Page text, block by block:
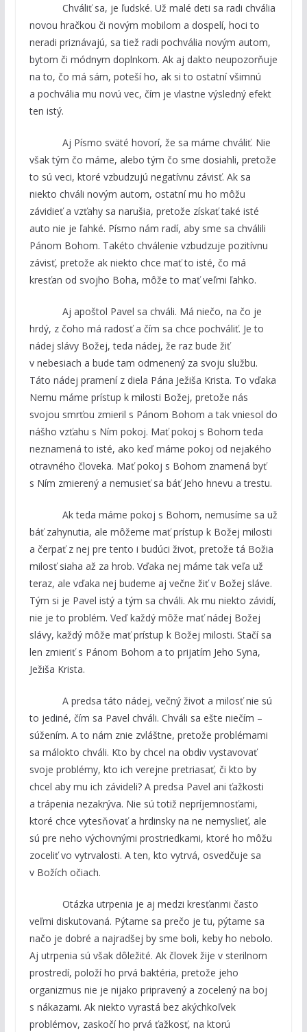
Chváliť sa, je ľudské. Už malé deti sa radi chvália
novou hračkou či novým mobilom a dospelí, hoci to
neradi priznávajú, sa tiež radi pochvália novým autom,
bytom či módnym doplnkom. Ak aj dakto neupozorňuje
na to, čo má sám, poteší ho, ak si to ostatní všimnú
a pochvália mu novú vec, čím je vlastne výsledný efekt
ten istý.
Aj Písmo sväté hovorí, že sa máme chváliť. Nie
však tým čo máme, alebo tým čo sme dosiahli, pretože
to sú veci, ktoré vzbudzujú negatívnu závisť. Ak sa
niekto chváli novým autom, ostatní mu ho môžu
závidieť a vzťahy sa narušia, pretože získať také isté
auto nie je ľahké. Písmo nám radí, aby sme sa chválili
Pánom Bohom. Takéto chválenie vzbudzuje pozitívnu
závisť, pretože ak niekto chce mať to isté, čo má
kresťan od svojho Boha, môže to mať veľmi ľahko.
Aj apoštol Pavel sa chváli. Má niečo, na čo je
hrdý, z čoho má radosť a čím sa chce pochváliť. Je to
nádej slávy Božej, teda nádej, že raz bude žiť
v nebesiach a bude tam odmenený za svoju službu.
Táto nádej pramení z diela Pána Ježiša Krista. To vďaka
Nemu máme prístup k milosti Božej, pretože nás
svojou smrťou zmieril s Pánom Bohom a tak vniesol do
nášho vzťahu s Ním pokoj. Mať pokoj s Bohom teda
neznamená to isté, ako keď máme pokoj od nejakého
otravného človeka. Mať pokoj s Bohom znamená byť
s Ním zmierený a nemusieť sa báť Jeho hnevu a trestu.
Ak teda máme pokoj s Bohom, nemusíme sa už
báť zahynutia, ale môžeme mať prístup k Božej milosti
a čerpať z nej pre tento i budúci život, pretože tá Božia
milosť siaha až za hrob. Vďaka nej máme tak veľa už
teraz, ale vďaka nej budeme aj večne žiť v Božej sláve.
Tým si je Pavel istý a tým sa chváli. Ak mu niekto závidí,
nie je to problém. Veď každý môže mať nádej Božej
slávy, každý môže mať prístup k Božej milosti. Stačí sa
len zmieriť s Pánom Bohom a to prijatím Jeho Syna,
Ježiša Krista.
A predsa táto nádej, večný život a milosť nie sú
to jediné, čím sa Pavel chváli. Chváli sa ešte niečím –
súžením. A to nám znie zvláštne, pretože problémami
sa málokto chváli. Kto by chcel na obdiv vystavovať
svoje problémy, kto ich verejne pretriasať, či kto by
chcel aby mu ich závideli? A predsa Pavel ani ťažkosti
a trápenia nezakrýva. Nie sú totiž nepríjemnosťami,
ktoré chce vytesňovať a hrdinsky na ne nemyslieť, ale
sú pre neho výchovnými prostriedkami, ktoré ho môžu
zoceliť vo vytrvalosti. A ten, kto vytrvá, osvedčuje sa
v Božích očiach.
Otázka utrpenia je aj medzi kresťanmi často
veľmi diskutovaná. Pýtame sa prečo je tu, pýtame sa
načo je dobré a najradšej by sme boli, keby ho nebolo.
Aj utrpenia sú však dôležité. Ak človek žije v sterilnom
prostredí, položí ho prvá baktéria, pretože jeho
organizmus nie je nijako pripravený a zocelený na boj
s nákazami. Ak niekto vyrastá bez akýchkoľvek
problémov, zaskočí ho prvá ťažkosť, na ktorú